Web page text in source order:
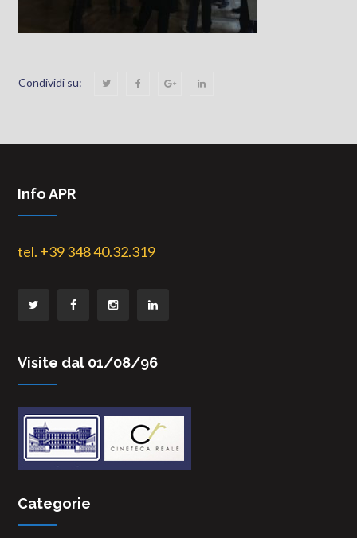
Condividi su:
Info APR
tel. +39 348 40.32.319
Visite dal 01/08/96
Categorie